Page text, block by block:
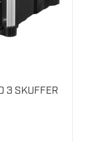
3 SKUFFER